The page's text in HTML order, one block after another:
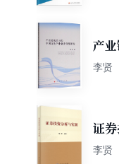
产业
兼并
李贤
证券
李贤